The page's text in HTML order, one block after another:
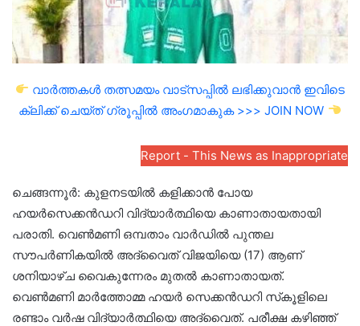
വാർത്തകൾ തത്സമയം വാട്സപ്പിൽ ലഭിക്കുവാൻ ഇവിടെ
ക്ലിക്ക് ചെയ്ത് ഗ്രൂപ്പിൽ അംഗമാകുക >>> JOIN NOW
Report - This News as Inappropriate
ചെങ്ങന്നൂർ: കുളനടയിൽ കളിക്കാൻ പോയ
ഹയർസെക്കൻഡറി വിദ്യാർത്ഥിയെ കാണാതായതായി
പരാതി. വെൺമണി ഒമ്പതാം വാർഡിൽ പുന്തല
സൗപർണികയിൽ അദ്വൈത് വിജയിയെ (17) ആണ്
ശനിയാഴ്ച വൈകുന്നേരം മുതൽ കാണാതായത്.
വെൺമണി മാർത്തോമ്മ ഹയർ സെക്കൻഡറി സ്‌കൂളിലെ
രണ്ടാം വർഷ വിദ്യാർത്ഥിയെ അദ്വൈത്. പരീക്ഷ കഴിഞ്ഞ്